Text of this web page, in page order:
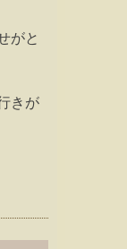
がと
きが